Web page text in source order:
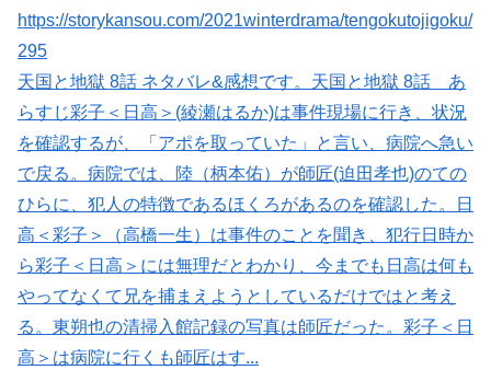
https://storykansou.com/2021winterdrama/tengokutojigoku/
295
天国と地獄 8話 ネタバレ&感想です。天国と地獄 8話 あ
らすじ彩子＜日高＞(綾瀬はるか)は事件現場に行き、状況
を確認するが、「アポを取っていた」と言い、病院へ急い
で戻る。病院では、陸（柄本佑）が師匠(迫田孝也)のての
ひらに、犯人の特徴であるほくろがあるのを確認した。日
高＜彩子＞（高橋一生）は事件のことを聞き、犯行日時か
ら彩子＜日高＞には無理だとわかり、今までも日高は何も
やってなくて兄を捕まえようとしているだけではと考え
る。東朔也の清掃入館記録の写真は師匠だった。彩子＜日
高＞は病院に行くも師匠はす...